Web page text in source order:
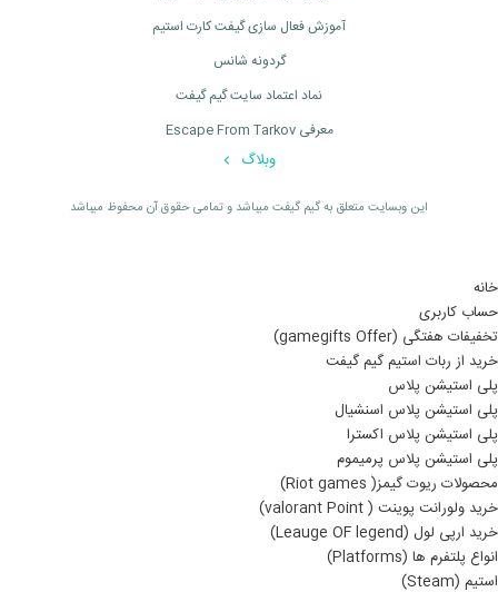
آموزش فعال سازی گیفت کارت استیم
گردونه شانس
نماد اعتماد سایت گیم گیفت
معرفی Escape From Tarkov
وبلاگ
اين وبسايت متعلق به گیم گیفت ميباشد و تمامی حقوق آن محفوظ ميباشد
خانه
حساب کاربری
تخفیفات هفتگی (gamegifts Offer)
خرید از ربات استیم گیم گیفت
پلی استیشن پلاس
پلی استیشن پلاس اسنشیال
پلی استیشن پلاس اکسترا
پلی استیشن پلاس پرمیموم
محصولات ریوت گیمز( Riot games)
خرید ولورانت پوینت ( valorant Point)
خرید ارپی لول (Leauge OF legend)
انواع پلتفرم ها (Platforms)
استیم (Steam)